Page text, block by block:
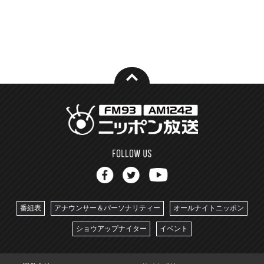
番組表 アナウンサー＆パーソナリティー オールナイトニッポン
ショウアップナイター イベント